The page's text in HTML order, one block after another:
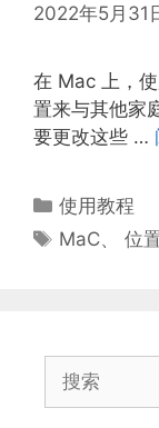
2022年5月31
在 Mac 上，使
置来与其他家
要更改这些 …
分
类
使用教程
标
MaC、位